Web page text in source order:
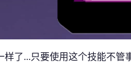
样了...只要使用这个技能不管